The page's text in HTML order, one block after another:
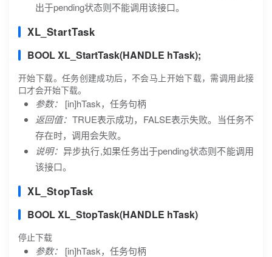
出于pending状态则不能调用该接口。
XL_StartTask
BOOL XL_StartTask(HANDLE hTask);
开始下载。任务创建成功后，不会马上开始下载，需调用此接
口才会开始下载。
参数：
[in]hTask，任务句柄
返回值： TRUE表示成功，FALSE表示失败。当任务不
存在时，调用会失败。
说明： 异步执行,如果任务出于pending状态则不能调用
该接口。
XL_StopTask
BOOL XL_StopTask(HANDLE hTask)
停止下载
参数： [in]hTask，任务句柄